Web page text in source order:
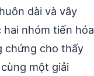
dài và vây
nhóm tiến hóa
chứng cho thấy
một giải